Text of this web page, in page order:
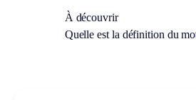
À découvrir
Quelle est la définition du